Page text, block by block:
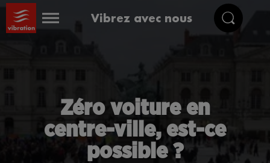
Vibrez avec nous
Zéro voiture en
centre-ville, est-ce
possible ?